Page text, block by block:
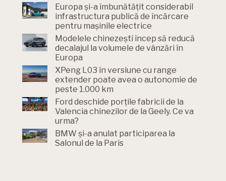
Europa și-a îmbunătățit considerabil
infrastructura publică de încărcare
pentru mașinile electrice
Modelele chinezești încep să reducă
decalajul la volumele de vânzări în
Europa
XPeng L03 în versiune cu range
extender poate avea o autonomie de
peste 1.000 km
Ford deschide porțile fabricii de la
Valencia chinezilor de la Geely. Ce va
urma?
BMW și-a anulat participarea la
Salonul de la Paris